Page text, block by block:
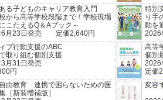
る子どものキャリア教育入門
から高等学校段階まで！学校現場
こたえるQ＆Aブック～
6月23日発売 定価2,640円
特別
り手
動を
ブ行動支援のABC
取り組む個別支援
月31日発売
円
高等
個別
2026
定価
由教育 連携で困らないための医
［新装増補版］
変容